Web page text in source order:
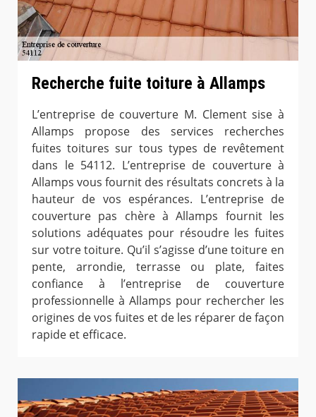
Recherche fuite toiture à Allamps
L’entreprise de couverture M. Clement sise à
Allamps propose des services recherches
fuites toitures sur tous types de revêtement
dans le 54112. L’entreprise de couverture à
Allamps vous fournit des résultats concrets à la
hauteur de vos espérances. L’entreprise de
couverture pas chère à Allamps fournit les
solutions adéquates pour résoudre les fuites
sur votre toiture. Qu’il s’agisse d’une toiture en
pente, arrondie, terrasse ou plate, faites
confiance à l’entreprise de couverture
professionnelle à Allamps pour rechercher les
origines de vos fuites et de les réparer de façon
rapide et efficace.